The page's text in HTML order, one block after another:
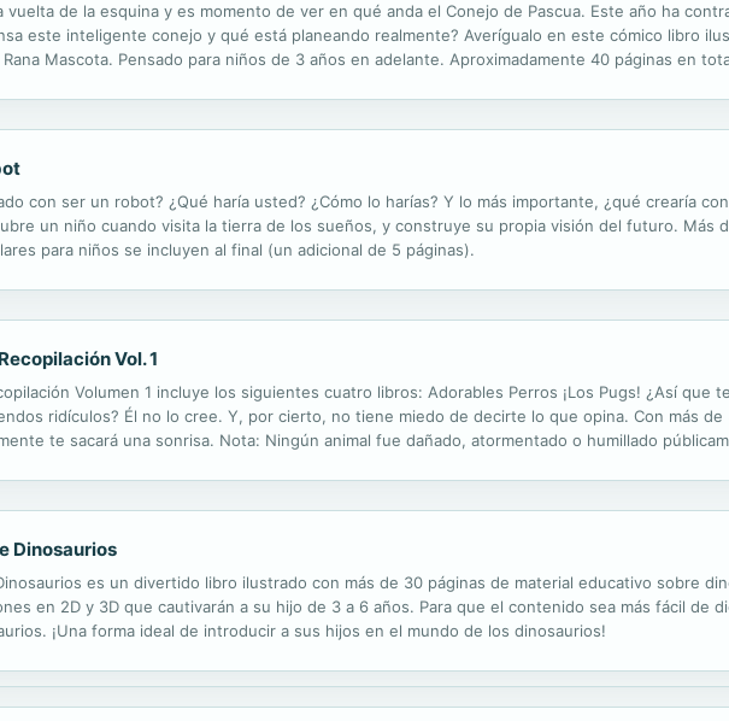
vuelta de la esquina y es momento de ver en qué anda el Conejo de Pascua. Este año ha
este inteligente conejo y qué está planeando realmente? Averígualo en este cómico libro
Mascota. Pensado para niños de 3 años en adelante. Aproximadamente 40 páginas en
con ser un robot? ¿Qué haría usted? ¿Cómo lo harías? Y lo más importante, ¿qué crearía
un niño cuando visita la tierra de los sueños, y construye su propia visión del futuro. Más
para niños se incluyen al final (un adicional de 5 páginas).
Vol. 1
Volumen 1 incluye los siguientes cuatro libros: Adorables Perros ¡Los Pugs! ¿Así
ridículos? Él no lo cree. Y, por cierto, no tiene miedo de decirte lo que opina. Con más
te sacará una sonrisa. Nota: Ningún animal fue dañado, atormentado o humillado
Dinosaurios
es un divertido libro ilustrado con más de 30 páginas de material educativo sobre
en 2D y 3D que cautivarán a su hijo de 3 a 6 años. Para que el contenido sea más fácil de
¡Una forma ideal de introducir a sus hijos en el mundo de los dinosaurios!